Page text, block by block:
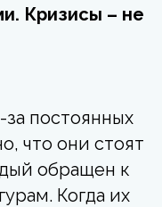
Кризисы – не
за постоянных
что они стоят
обращен к
Когда их